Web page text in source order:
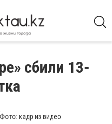
сбили 13-
кадр из видео